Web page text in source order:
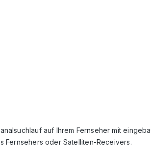
auf Ihrem Fernseher mit
Fernsehers oder Satelliten-Receivers.